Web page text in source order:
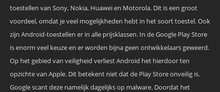
toestellen van Sony, Nokia, Huawei en Motorola. Dit is een groot
voordeel, omdat je veel mogelijkheden hebt in het soort toestel. Ook
zijn Android-toestellen er in alle prijsklassen. In de Google Play Store
is enorm veel keuze en er worden bijna geen ontwikkelaars geweerd.
Op het gebied van veiligheid verliest Android het hierdoor ten
opzichte van Apple. Dit betekent niet dat de Play Store onveilig is.
Google scant deze namelijk dagelijks op malware. Doordat het